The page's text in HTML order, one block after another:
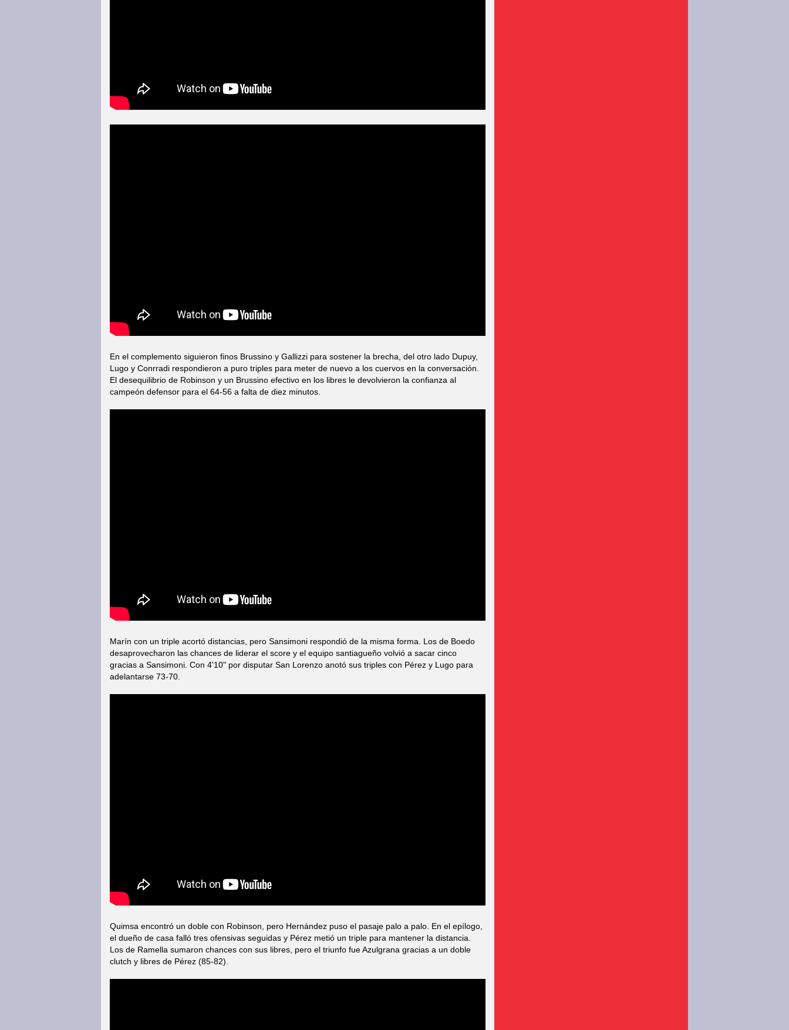
En el complemento siguieron finos Brussino y Gallizzi para sostener la brecha, del otro lado Dupuy,
Lugo y Conrradi respondieron a puro triples para meter de nuevo a los cuervos en la conversación.
El desequilibrio de Robinson y un Brussino efectivo en los libres le devolvieron la confianza al
campeón defensor para el 64-56 a falta de diez minutos.
Marín con un triple acortó distancias, pero Sansimoni respondió de la misma forma. Los de Boedo
desaprovecharon las chances de liderar el score y el equipo santiagueño volvió a sacar cinco
gracias a Sansimoni. Con 4'10" por disputar San Lorenzo anotó sus triples con Pérez y Lugo para
adelantarse 73-70.
Quimsa encontró un doble con Robinson, pero Hernández puso el pasaje palo a palo. En el epílogo,
el dueño de casa falló tres ofensivas seguidas y Pérez metió un triple para mantener la distancia.
Los de Ramella sumaron chances con sus libres, pero el triunfo fue Azulgrana gracias a un doble
clutch y libres de Pérez (85-82).